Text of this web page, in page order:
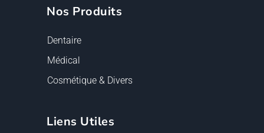
Nos Produits
Dentaire
Médical
Cosmétique & Divers
Liens Utiles